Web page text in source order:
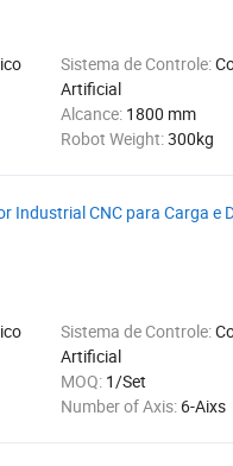
Sistema de Controle:
Artificial
Alcance: 1800 mm
Robot Weight:300kg
Industrial CNC para Carga e
Sistema de Controle:
Artificial
MOQ: 1/Set
Number of Axis: 6-Aixs